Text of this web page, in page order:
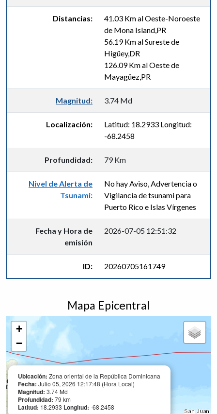
Distancias:
41.03 Km al Oeste-Noroeste
de Mona Island,PR
56.19 Km al Sureste de
Higüey,DR
126.09 Km al Oeste de
Mayagüez,PR
Magnitud: 3.74 Md
Localización:
Latitud: 18.2933 Longitud:
-68.2458
Profundidad: 79 Km
Nivel de Alerta de
Tsunami:
No hay Aviso, Advertencia o
Vigilancia de tsunami para
Puerto Rico e Islas Vírgenes
Fecha y Hora de
emisión
2026-07-05 12:51:32
ID: 20260705161749
Mapa Epicentral
Ubicación: Zona oriental de la República Dominicana
Fecha: Julio 05, 2026 12:17:48 (Hora Local)
Magnitud: 3.74 Md
Profundidad: 79 km
Latitud: 18.2933 Longitud: -68.2458
+
−